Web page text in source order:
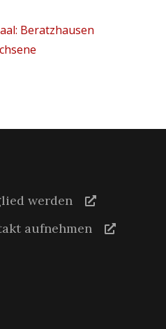
Beratzhausen
werden
aufnehmen